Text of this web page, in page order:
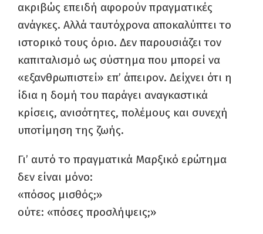
ακριβώς επειδή αφορούν πραγματικές
ανάγκες. Αλλά ταυτόχρονα αποκαλύπτει το
ιστορικό τους όριο. Δεν παρουσιάζει τον
καπιταλισμό ως σύστημα που μπορεί να
«εξανθρωπιστεί» επ’ άπειρον. Δείχνει ότι η
ίδια η δομή του παράγει αναγκαστικά
κρίσεις, ανισότητες, πολέμους και συνεχή
υποτίμηση της ζωής.
Γι’ αυτό το πραγματικά Μαρξικό ερώτημα
δεν είναι μόνο:
«πόσος μισθός;»
ούτε: «πόσες προσλήψεις;»